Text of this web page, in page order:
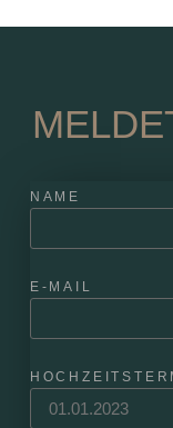
NAME
E-MAIL